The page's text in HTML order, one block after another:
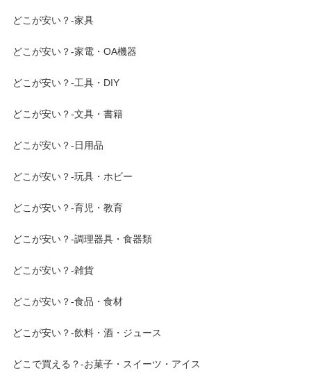
どこが安い？-家具
どこが安い？-家電・OA機器
どこが安い？-工具・DIY
どこが安い？-文具・書籍
どこが安い？-日用品
どこが安い？-玩具・ホビー
どこが安い？-育児・教育
どこが安い？-調理器具・食器類
どこが安い？-雑貨
どこが安い？-食品・食材
どこが安い？-飲料・酒・ジュース
どこで買える？-お菓子・スイーツ・アイス